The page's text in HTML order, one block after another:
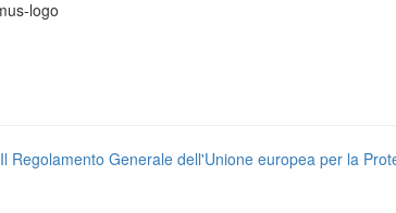
Il Regolamento Generale dell'Unione europea per la